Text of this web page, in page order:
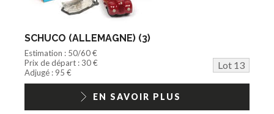
SCHUCO (ALLEMAGNE) (3)
Estimation : 50/60 €
Prix de départ : 30 €
Lot 13
Adjugé : 95 €
EN SAVOIR PLUS